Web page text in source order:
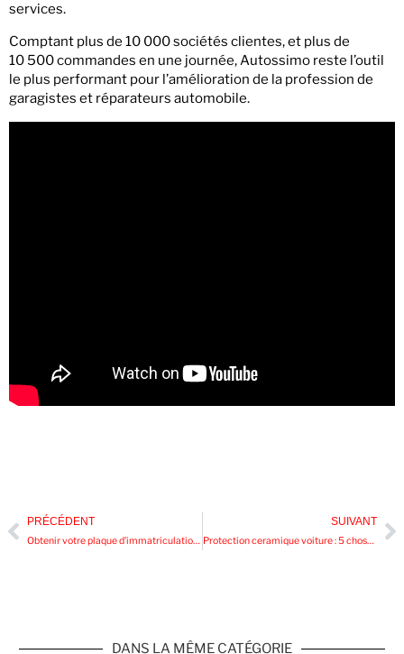
services.
Comptant plus de 10 000 sociétés clientes, et plus de
10 500 commandes en une journée, Autossimo reste l’outil
le plus performant pour l’amélioration de la profession de
garagistes et réparateurs automobile.
PRÉCÉDENT
Obtenir votre plaque d’immatriculation selon les normes
SUIVANT
Protection ceramique voiture : 5 choses à savoir avant d’obtenir un revêtement de voiture en céramique
DANS LA MÊME CATÉGORIE